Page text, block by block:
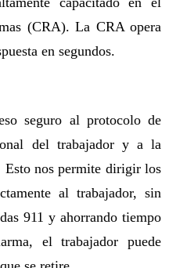
(CRA). La CRA opera
en segundos.
seguro al protocolo de
del trabajador y a la
Esto nos permite dirigir los
al trabajador, sin
911 y ahorrando tiempo
el trabajador puede